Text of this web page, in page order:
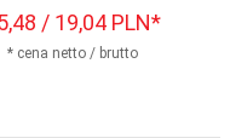
48 / 19,04 PLN*
* cena netto / brutto